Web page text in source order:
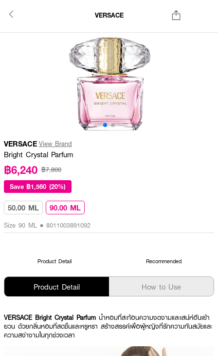
VERSACE
VERSACE View Brand
Bright Crystal Parfum
฿6,240 ฿7,800
Save ฿1,560 (20%)
50.00 ML 90.00 ML
Size 90 ML • 8011003891092
Product Detail Recommended
Product Detail How to Use
VERSACE Bright Crystal Parfum น้ำหอมที่สะท้อนความงดงามและเสน่ห์อันเย้า
ยวน ด้วยกลิ่นหอมที่สดชื่นและหรูหรา สร้างสรรค์เพื่อผู้หญิงที่รักความทันสมัยและ
ความสง่างามในทุกช่วงเวลา